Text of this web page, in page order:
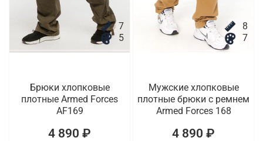
7
5
Брюки хлопковые
плотные Armed Forces
AF169
4 890 ₽
8
7
Мужские хлопковые
плотные брюки с ремнем
Armed Forces 168
4 890 ₽